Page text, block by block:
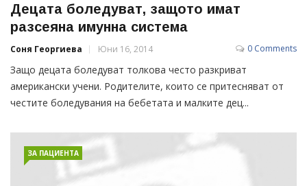
Децата боледуват, защото имат
разсеяна имунна система
Соня Георгиева Юни 16, 2014 0 Comments
Защо децата боледуват толкова често разкриват
американски учени. Родителите, които се притесняват от
честите боледувания на бебетата и малките дец...
ЗА ПАЦИЕНТА